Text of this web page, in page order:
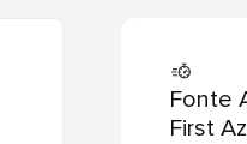
Fonte
First